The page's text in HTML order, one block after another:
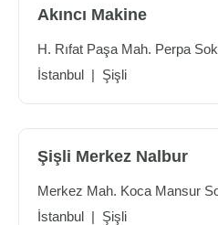
Akıncı Makine
H. Rıfat Paşa Mah. Perpa
İstanbul | Şişli
Şişli Merkez Nalbur
Merkez Mah. Koca Mansur
İstanbul | Şişli